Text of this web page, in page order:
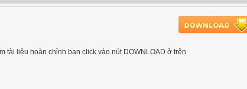
tài liệu hoàn chỉnh bạn click vào nút DOWNLOAD ở trên